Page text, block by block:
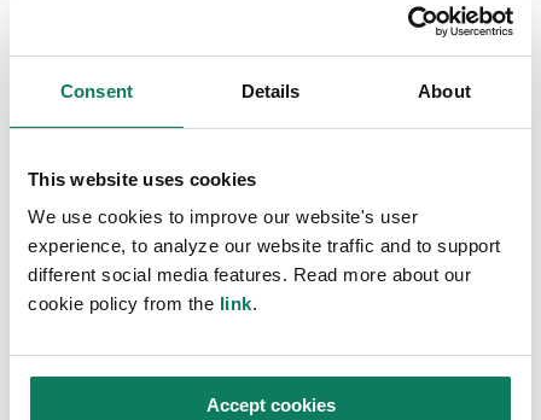
Consent Details About
This website uses cookies
We use cookies to improve our website's user
experience, to analyze our website traffic and to support
different social media features. Read more about our
cookie policy from the link.
Accept cookies
autorités publiques et des investisseurs. Les
projets qui démontrent de solides références
environnementales sont plus susceptibles de
recevoir des approbations de planification et
d'attirer des financements.
Innovation dans les matériaux et
technologies:La RE2020 encourage
l'utilisation de matériaux et de technologies
environnemental. Cela crée des opportunités